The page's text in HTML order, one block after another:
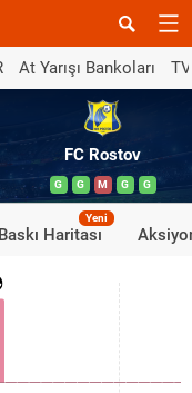
At Yarışı Bankoları
FC Rostov
G G M G G
Baskı Haritası
Yeni